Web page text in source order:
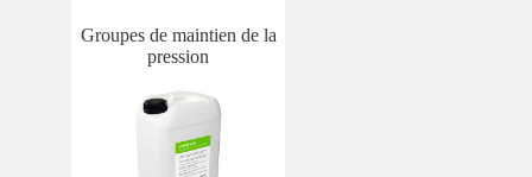
Groupes de maintien de la
pression